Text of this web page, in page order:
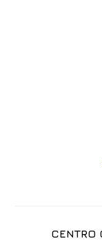
CENTRO